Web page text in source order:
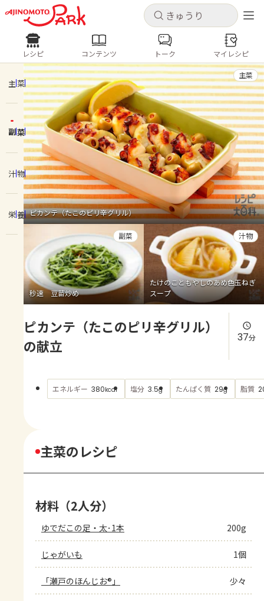
キャンセル
ログインするとレシピを保存できます
ログイン 新規登録
ホーム
コンテンツ
レシピ
トーク
よくあるお問い合わせ
お買い物
AJINOMOTO PARK とは
キャンセル
レシピ コンテンツ
人気の食材・レシピ
きゅうり なす トマト
とうもろこし
ピーマン
みょうが ゴーヤ
レシピ コンテンツ トーク マイレシピ
主菜
副菜
汁物
栄養 ピカンテ（たこのピリ辛グリル）
主菜
秒速 豆苗炒め
副菜
たけのこともやしのあめ色玉ねぎ
スープ
汁物
ピカンテ（たこのピリ辛グリル）
の献立
37分
エネルギー 380kcal 塩分 3.5g たんぱく質 29g 脂質
主菜のレシピ
材料（2人分）
ゆでだこの足・太･1本 200g
じゃがいも 1個
「瀬戸のほんじお®」 少々